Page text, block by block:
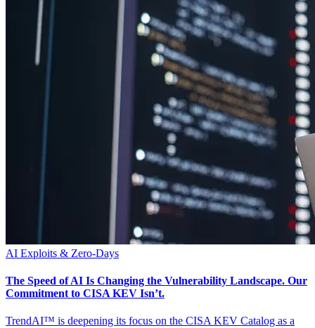
AI Exploits & Zero-Days
The Speed of AI Is Changing the Vulnerability Landscape. Our
Commitment to CISA KEV Isn’t.
TrendAI™ is deepening its focus on the CISA KEV Catalog as a